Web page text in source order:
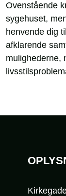
Ovenstående
sygehuset,
henvende dig
afklarende
mulighederne,